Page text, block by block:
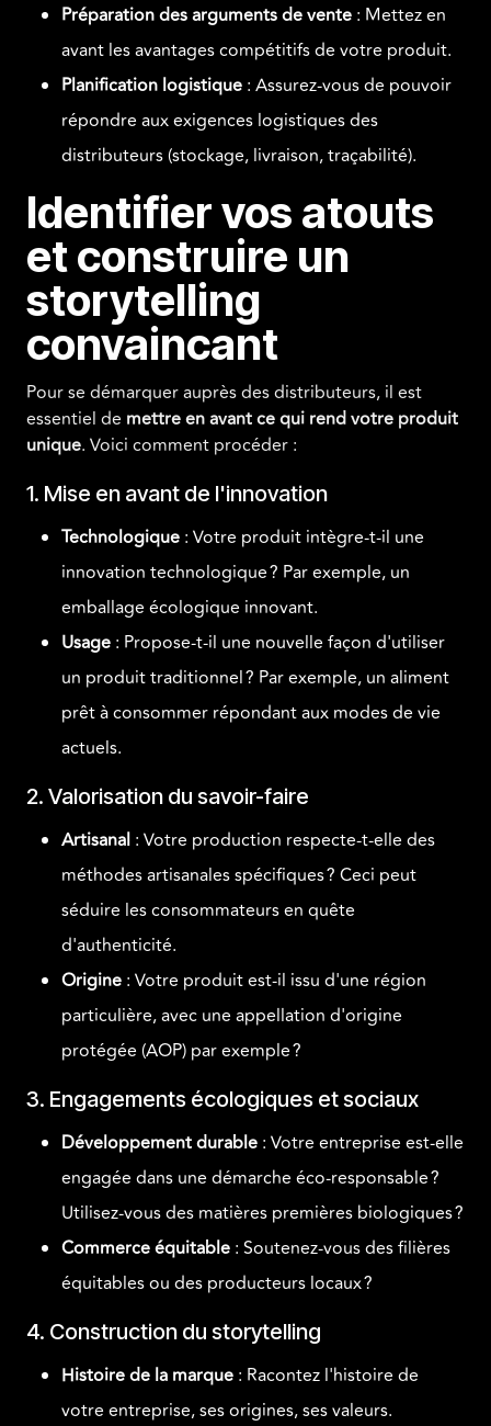
Préparation des arguments de vente : Mettez en
avant les avantages compétitifs de votre produit.
Planification logistique : Assurez-vous de pouvoir
répondre aux exigences logistiques des
distributeurs (stockage, livraison, traçabilité).
Identifier vos atouts
et construire un
storytelling
convaincant
Pour se démarquer auprès des distributeurs, il est
essentiel de mettre en avant ce qui rend votre produit
unique. Voici comment procéder :
1. Mise en avant de l'innovation
Technologique : Votre produit intègre-t-il une
innovation technologique ? Par exemple, un
emballage écologique innovant.
Usage : Propose-t-il une nouvelle façon d'utiliser
un produit traditionnel ? Par exemple, un aliment
prêt à consommer répondant aux modes de vie
actuels.
2. Valorisation du savoir-faire
Artisanal : Votre production respecte-t-elle des
méthodes artisanales spécifiques ? Ceci peut
séduire les consommateurs en quête
d'authenticité.
Origine : Votre produit est-il issu d'une région
particulière, avec une appellation d'origine
protégée (AOP) par exemple ?
3. Engagements écologiques et sociaux
Développement durable : Votre entreprise est-elle
engagée dans une démarche éco-responsable ?
Utilisez-vous des matières premières biologiques ?
Commerce équitable : Soutenez-vous des filières
équitables ou des producteurs locaux ?
4. Construction du storytelling
Histoire de la marque : Racontez l'histoire de
votre entreprise, ses origines, ses valeurs.